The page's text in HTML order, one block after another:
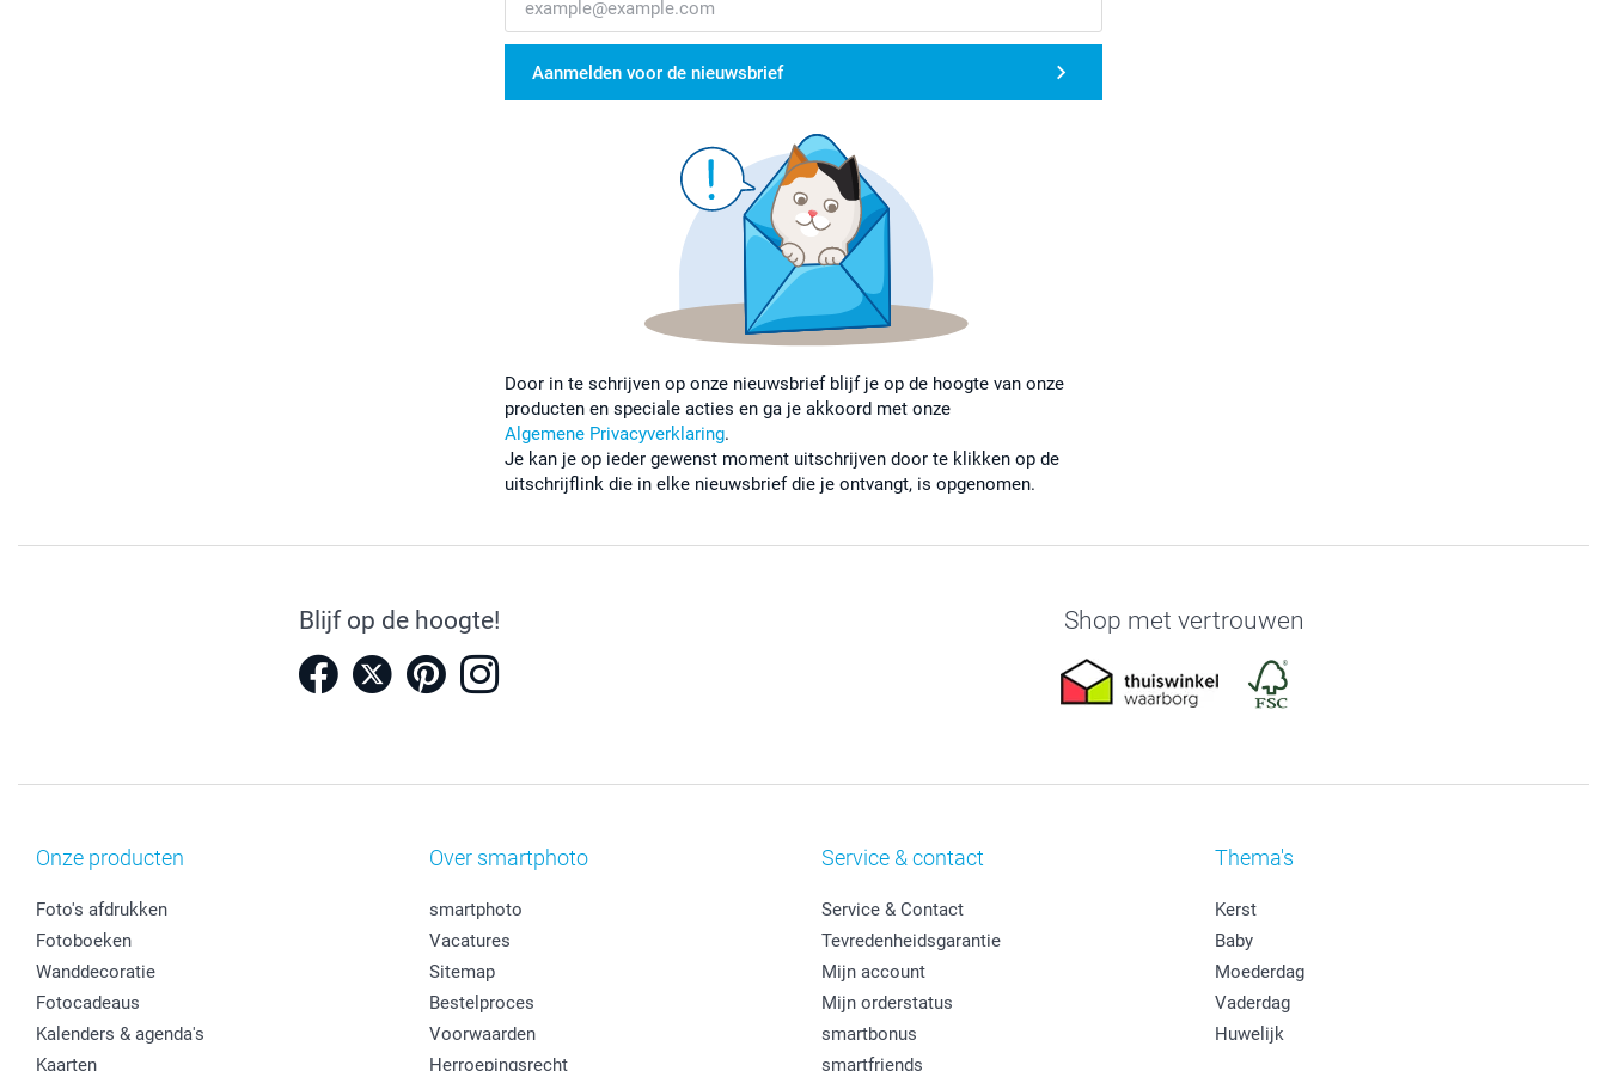
Aanmelden voor de nieuwsbrief
Door in te schrijven op onze nieuwsbrief blijf je op de hoogte van onze
producten en speciale acties en ga je akkoord met onze
Algemene Privacyverklaring.
Je kan je op ieder gewenst moment uitschrijven door te klikken op de
uitschrijflink die in elke nieuwsbrief die je ontvangt, is opgenomen.
Blijf op de hoogte! Shop met vertrouwen
Onze producten
Foto's afdrukken
Fotoboeken
Wanddecoratie
Fotocadeaus
Kalenders & agenda's
Kaarten
Over smartphoto
smartphoto
Vacatures
Sitemap
Bestelproces
Voorwaarden
Herroepingsrecht
Service & contact
Service & Contact
Tevredenheidsgarantie
Mijn account
Mijn orderstatus
smartbonus
smartfriends
Thema's
Kerst
Baby
Moederdag
Vaderdag
Huwelijk